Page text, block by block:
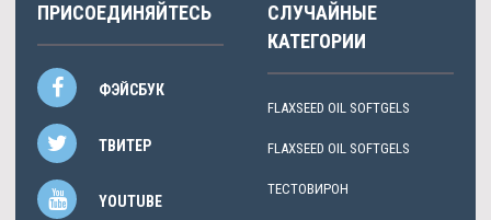
ПРИСОЕДИНЯЙТЕСЬ
ФЭЙСБУК
ТВИТЕР
YOUTUBE
СЛУЧАЙНЫЕ
КАТЕГОРИИ
FLAXSEED OIL SOFTGELS
FLAXSEED OIL SOFTGELS
ТЕСТОВИРОН